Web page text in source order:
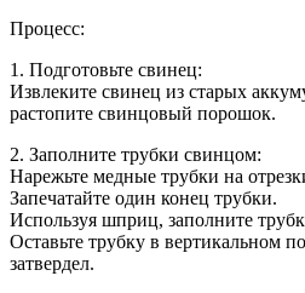
Процесс:
1. Подготовьте свинец:
Извлеките свинец из старых
растопите свинцовый порошок.
2. Заполните трубки свинцом:
Нарежьте медные трубки на
Запечатайте один конец трубки.
Используя шприц, заполните
Оставьте трубку в вертикальном
затвердел.